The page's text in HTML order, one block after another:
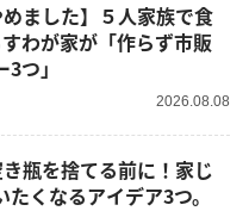
わが家が「作らず市販
つ」
2026.08.08
くなるアイデア3つ。